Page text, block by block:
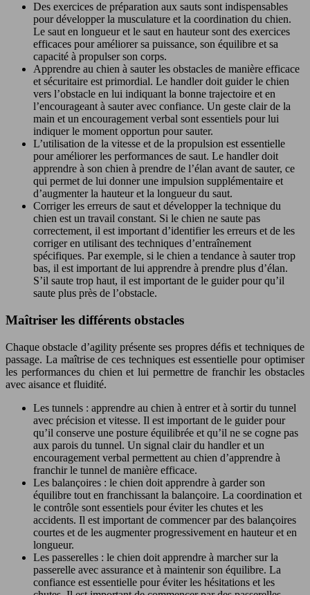
Des exercices de préparation aux sauts sont indispensables
pour développer la musculature et la coordination du chien.
Le saut en longueur et le saut en hauteur sont des exercices
efficaces pour améliorer sa puissance, son équilibre et sa
capacité à propulser son corps.
Apprendre au chien à sauter les obstacles de manière efficace
et sécuritaire est primordial. Le handler doit guider le chien
vers l’obstacle en lui indiquant la bonne trajectoire et en
l’encourageant à sauter avec confiance. Un geste clair de la
main et un encouragement verbal sont essentiels pour lui
indiquer le moment opportun pour sauter.
L’utilisation de la vitesse et de la propulsion est essentielle
pour améliorer les performances de saut. Le handler doit
apprendre à son chien à prendre de l’élan avant de sauter, ce
qui permet de lui donner une impulsion supplémentaire et
d’augmenter la hauteur et la longueur du saut.
Corriger les erreurs de saut et développer la technique du
chien est un travail constant. Si le chien ne saute pas
correctement, il est important d’identifier les erreurs et de les
corriger en utilisant des techniques d’entraînement
spécifiques. Par exemple, si le chien a tendance à sauter trop
bas, il est important de lui apprendre à prendre plus d’élan.
S’il saute trop haut, il est important de le guider pour qu’il
saute plus près de l’obstacle.
Maîtriser les différents obstacles
Chaque obstacle d’agility présente ses propres défis et techniques de
passage. La maîtrise de ces techniques est essentielle pour optimiser
les performances du chien et lui permettre de franchir les obstacles
avec aisance et fluidité.
Les tunnels : apprendre au chien à entrer et à sortir du tunnel
avec précision et vitesse. Il est important de le guider pour
qu’il conserve une posture équilibrée et qu’il ne se cogne pas
aux parois du tunnel. Un signal clair du handler et un
encouragement verbal permettent au chien d’apprendre à
franchir le tunnel de manière efficace.
Les balançoires : le chien doit apprendre à garder son
équilibre tout en franchissant la balançoire. La coordination et
le contrôle sont essentiels pour éviter les chutes et les
accidents. Il est important de commencer par des balançoires
courtes et de les augmenter progressivement en hauteur et en
longueur.
Les passerelles : le chien doit apprendre à marcher sur la
passerelle avec assurance et à maintenir son équilibre. La
confiance est essentielle pour éviter les hésitations et les